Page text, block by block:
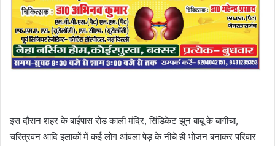
इस दौरान शहर के बाईपास रोड काली मंदिर, सिंडिकेट झुन बाबू के बागीचा,
चरित्रवन आदि इलाकों में कई लोग आंवला पेड़ के नीचे ही भोजन बनाकर परिवार